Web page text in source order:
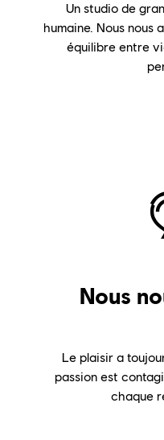
Un studio de
humaine. Nous
équilibre entre
Nous
Le plaisir a
passion est
chaque